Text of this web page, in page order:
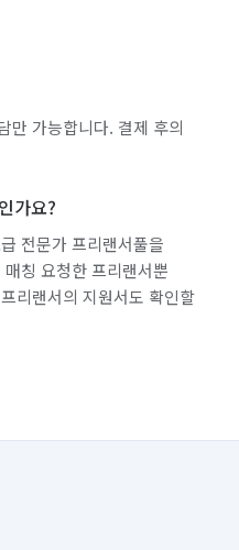
만 가능합니다. 결제 후의
가요?
전문가 프리랜서풀을
칭 요청한 프리랜서뿐
리랜서의 지원서도 확인할